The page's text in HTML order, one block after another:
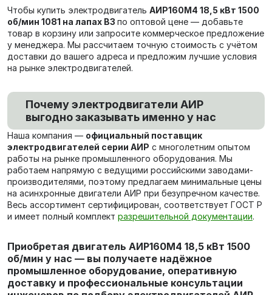
Чтобы купить электродвигатель АИР160М4 18,5 кВт 1500
об/мин 1081 на лапах В3 по оптовой цене — добавьте
товар в корзину или запросите коммерческое предложение
у менеджера. Мы рассчитаем точную стоимость с учётом
доставки до вашего адреса и предложим лучшие условия
на рынке электродвигателей.
Почему электродвигатели АИР
выгодно заказывать именно у нас
Наша компания — официальный поставщик
электродвигателей серии АИР с многолетним опытом
работы на рынке промышленного оборудования. Мы
работаем напрямую с ведущими российскими заводами-
производителями, поэтому предлагаем минимальные цены
на асинхронные двигатели АИР при безупречном качестве.
Весь ассортимент сертифицирован, соответствует ГОСТ Р
и имеет полный комплект разрешительной документации.
Приобретая двигатель АИР160М4 18,5 кВт 1500
об/мин у нас — вы получаете надёжное
промышленное оборудование, оперативную
доставку и профессиональные консультации